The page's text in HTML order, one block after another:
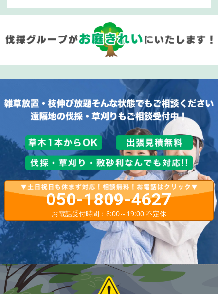
050-1809-4627
お電話受付時間：8:00～19:00 不定休